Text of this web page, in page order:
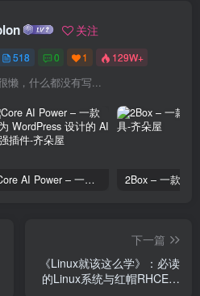
关注
518 0 1 129W+
懒，什么都没有写...
Core AI Power – 一款专为 WordPress 设计的 AI 增强插件
下一篇
《Linux就该这么学》：必读
的Linux系统与红帽RHCE认